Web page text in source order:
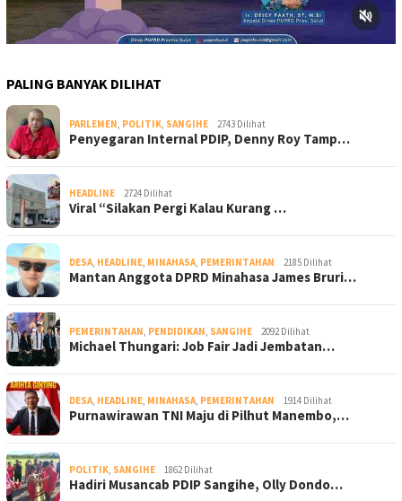
PALING BANYAK DILIHAT
PARLEMEN, POLITIK, SANGIHE 2743 Dilihat
Penyegaran Internal PDIP, Denny Roy Tamp…
HEADLINE 2724 Dilihat
Viral “Silakan Pergi Kalau Kurang …
DESA, HEADLINE, MINAHASA, PEMERINTAHAN 2185 Dilihat
Mantan Anggota DPRD Minahasa James Bruri…
PEMERINTAHAN, PENDIDIKAN, SANGIHE 2092 Dilihat
Michael Thungari: Job Fair Jadi Jembatan…
DESA, HEADLINE, MINAHASA, PEMERINTAHAN 1914 Dilihat
Purnawirawan TNI Maju di Pilhut Manembo,…
POLITIK, SANGIHE 1862 Dilihat
Hadiri Musancab PDIP Sangihe, Olly Dondo…